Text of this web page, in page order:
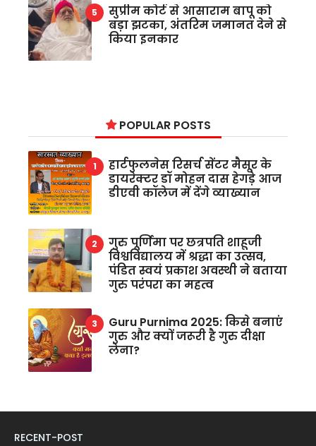
सुप्रीम कोर्ट से आसाराम बापू को
बड़ा झटका, अंतरिम जमानत देने से
किया इनकार
POPULAR POSTS
हार्टफुलनेस रिसर्च सेंटर मैसूर के
डायरेक्टर डॉ मोहन दास हेगड़े आज
डीएवी कॉलेज में देंगे व्याख्यान
गुरु पूर्णिमा पर छत्रपति शाहूजी
विश्वविद्यालय में श्रद्धा का उत्सव,
पंडित स्वयं प्रकाश अवस्थी ने बताया
गुरु परंपरा का महत्व
Guru Purnima 2025: किसे बनाएं
गुरु और क्यों जरूरी है गुरु दीक्षा
लेना?
RECENT-POST